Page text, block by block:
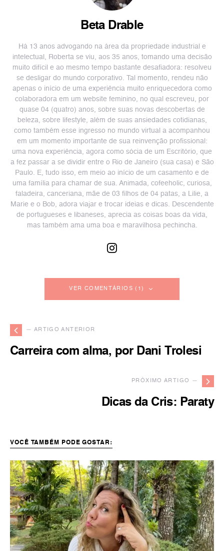
Beta Drable
Há 13 anos advogando na área da propriedade industrial e
intelectual, Roberta se viu, aos 35 anos, tomando uma decisão
muito difícil e ao mesmo tempo bastante desafiadora: resolveu
se desligar do mundo corporativo. Tal momento, rendeu não
apenas o início de uma experiência muito enriquecedora como
colaboradora em um website feminino, no qual escreveu, por
quase 04 (quatro) anos, sobre suas novas descobertas de
beleza, sobre lifestyle, além de suas ansiedades cotidianas,
como também esse ingresso no mundo virtual a acompanhou
em um momento importante de sua reinvenção profissional:
uma nova experiência, agora como sócia de um Escritório, que
a fez passar a se dividir entre o Rio de Janeiro (sua casa) e São
Paulo. E, tudo isso, em meio ao início de um casamento e de
uma família para chamar de sua. Animada, cofeeholic, curiosa,
faladeira, canceriana, mãe de 03 filhos de 04 patas, a Lilie, a
Marie e o Bob, adora viajar e trocar ideias e dicas. Descendente
de portugueses e libaneses, aprecia as coisas boas da vida,
mas também ama uma boa e maravilhosa pechincha.
VER COMENTÁRIOS (1)
— ARTIGO ANTERIOR
Carreira com alma, por Dani Trolesi
PRÓXIMO ARTIGO —
Dicas da Cris: Paraty
VOCÊ TAMBÉM PODE GOSTAR: